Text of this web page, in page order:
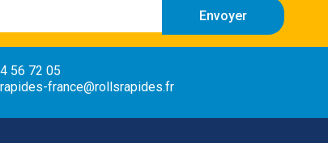
Envoyer
56 72 05
france@rollsrapides.fr